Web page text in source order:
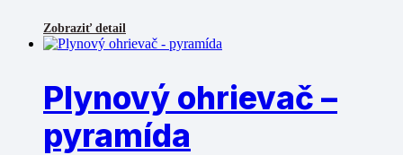
Zobraziť detail
Plynový ohrievač –
pyramída